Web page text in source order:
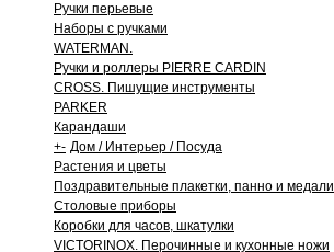
Ручки перьевые
Наборы с ручками
WATERMAN.
Ручки и роллеры PIERRE CARDIN
CROSS. Пишущие инструменты
PARKER
Карандаши
+- Дом / Интерьер / Посуда
Растения и цветы
Поздравительные плакетки, панно и медали
Столовые приборы
Коробки для часов, шкатулки
VICTORINOX. Перочинные и кухонные ножи